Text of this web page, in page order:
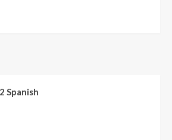
Spanish